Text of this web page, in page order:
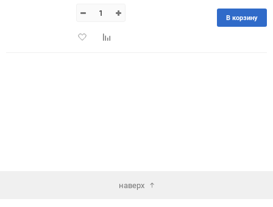
150
ДобавитьДобавить
В корзину
наверх